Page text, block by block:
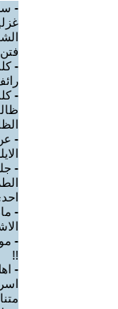
-
-
-
-
-
-
-
!!
-